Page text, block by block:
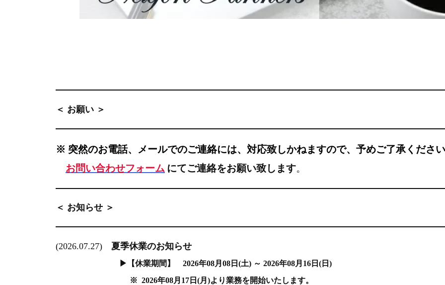
＜ お願い ＞
※ 突然のお電話、メールでのご連絡には、対応致しかねますので、予めご了承くださ
お問い合わせフォーム にてご連絡をお願い致します。
＜ お知らせ ＞
(2026.07.27) 夏季休業のお知らせ
▶【休業期間】 2026年08月08日(土) ～ 2026年08月16日(日)
※ 2026年08月17日(月)より業務を開始いたします。